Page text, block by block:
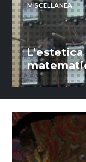
MISCELLANEA